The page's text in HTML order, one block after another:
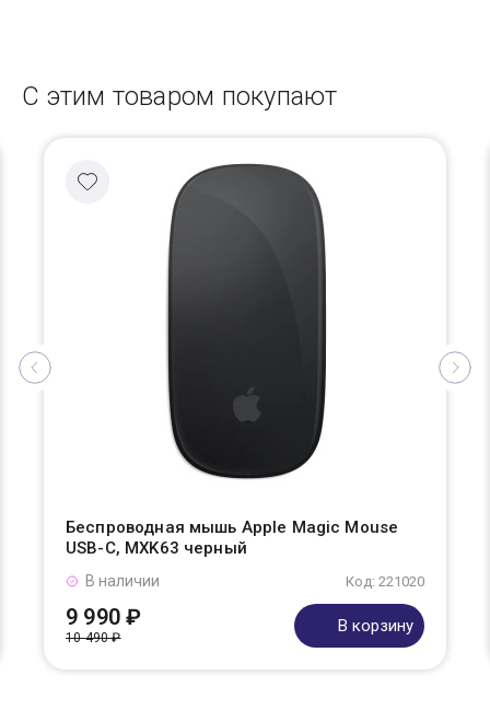
С этим товаром покупают
Беспроводная мышь Apple Magic Mouse
USB-C, MXK63 черный
Код: 221020
В наличии
9 990 ₽
10 490 ₽
В корзину